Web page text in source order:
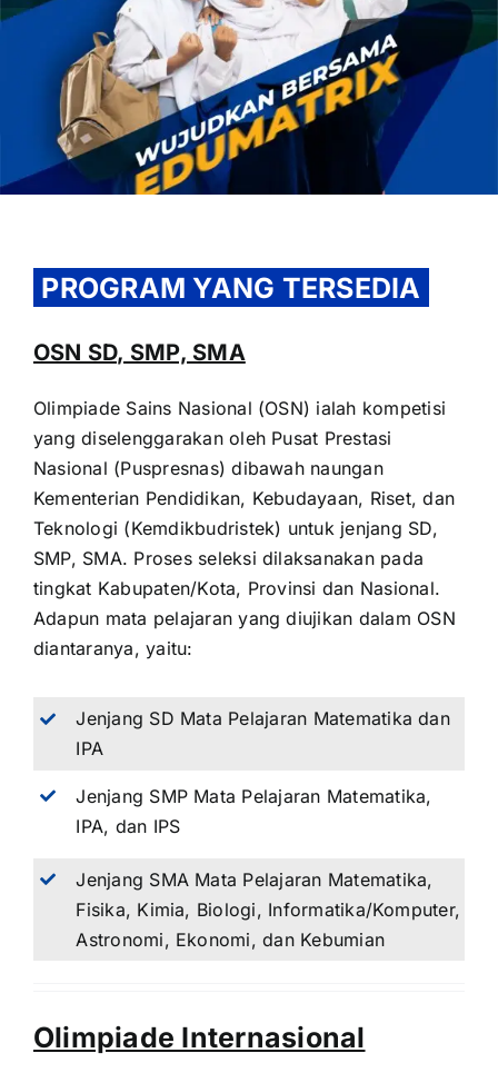
OUR PROGRAM
REGISTRATION
CONTACT US
PROGRAM YANG TERSEDIA
OSN SD, SMP, SMA
Olimpiade Sains Nasional (OSN) ialah kompetisi
yang diselenggarakan oleh Pusat Prestasi
Nasional (Puspresnas) dibawah naungan
Kementerian Pendidikan, Kebudayaan, Riset, dan
Teknologi (Kemdikbudristek) untuk jenjang SD,
SMP, SMA. Proses seleksi dilaksanakan pada
tingkat Kabupaten/Kota, Provinsi dan Nasional.
Adapun mata pelajaran yang diujikan dalam OSN
diantaranya, yaitu:
Jenjang SD Mata Pelajaran Matematika dan
IPA
Jenjang SMP Mata Pelajaran Matematika,
IPA, dan IPS
Jenjang SMA Mata Pelajaran Matematika,
Fisika, Kimia, Biologi, Informatika/Komputer,
Astronomi, Ekonomi, dan Kebumian
Olimpiade Internasional